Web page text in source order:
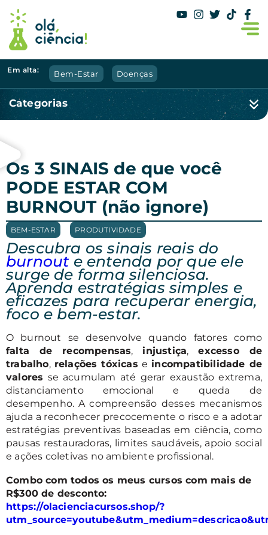
Em alta: Bem-Estar Doenças
Categorias
Os 3 SINAIS de que você
PODE ESTAR COM
BURNOUT (não ignore)
BEM-ESTAR PRODUTIVIDADE
Descubra os sinais reais do
burnout e entenda por que ele
surge de forma silenciosa.
Aprenda estratégias simples e
eficazes para recuperar energia,
foco e bem-estar.
O burnout se desenvolve quando fatores como
falta de recompensas, injustiça,excesso de
trabalho, relações tóxicas e incompatibilidade de
valores se acumulam até gerar exaustão extrema,
distanciamento emocional e queda de
desempenho. A compreensão desses mecanismos
ajuda a reconhecer precocemente o risco e a adotar
estratégias preventivas baseadas em ciência, como
pausas restauradoras, limites saudáveis, apoio social
e ações coletivas no ambiente profissional.
Combo com todos os meus cursos com mais de
R$300 de desconto:
https://olacienciacursos.shop/?